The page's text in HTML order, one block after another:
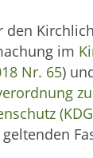
den
im
Nr. 65)